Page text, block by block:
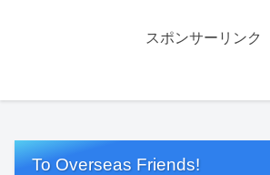
スポンサーリンク
To Overseas Friends!